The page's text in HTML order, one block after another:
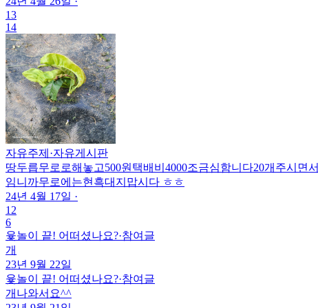
13
14
자유주제 ·자유게시판
땅두릅무로로해놓고500원택배비4000조금심함니다20개주시면
임니까무로에는현흑대지맙시다 ㅎㅎ
24년 4월 17일 ·
12
6
윷놀이 끝! 어떠셨나요?·참여글
개
23년 9월 22일
윷놀이 끝! 어떠셨나요?·참여글
개나와서요^^